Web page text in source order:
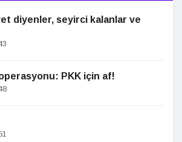
diyenler, seyirci kalanlar ve
PKK için af!